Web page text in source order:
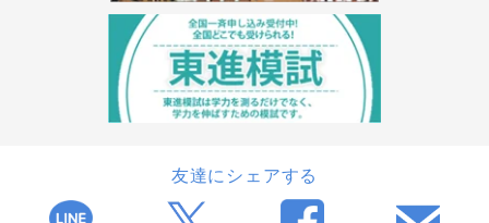
友達にシェアする